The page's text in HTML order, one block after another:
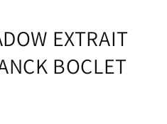
EXTRAIT
BOCLET